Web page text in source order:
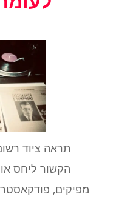
תראה ציוד
הקשור ליחס
מפיקים,